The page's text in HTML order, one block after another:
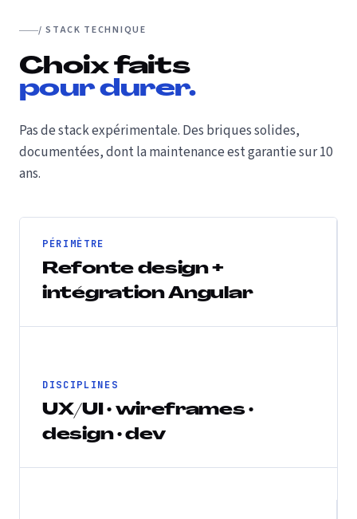
/ STACK TECHNIQUE
Choix faits
pour durer.
Pas de stack expérimentale. Des briques solides,
documentées, dont la maintenance est garantie sur 10
ans.
PÉRIMÈTRE
Refonte design +
intégration Angular
DISCIPLINES
UX/UI · wireframes ·
design · dev